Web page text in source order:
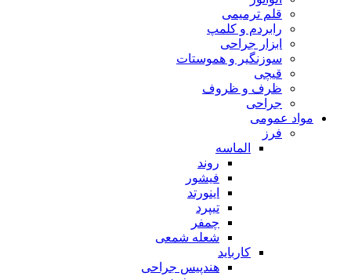
قلم ترمیمی
رابردم و کلمپ
ابزار جراحی
سوزنگیر و هموستات
قیچی
ظرف و ظروف
جراحی
مواد عمومی
فرز
الماسه
روند
فیشور
اینورتد
تیپرد
چمفر
شعله شمعی
کارباید
هندپیس جراحی